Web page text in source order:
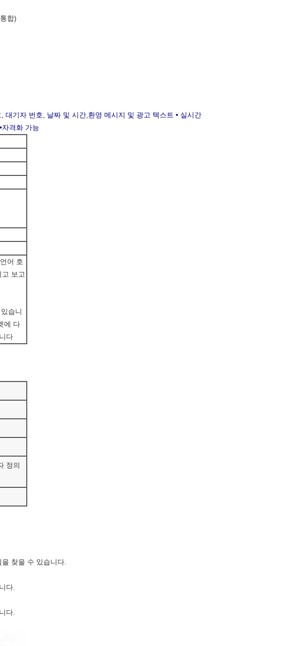
합)
대기자 번호, 날짜 및 시간,환영 메시지 및 광고 텍스트 • 실시간
•자격화 가능
어 호
보고
습니
에 다
다
정의
찾을 수 있습니다.
다.
다.